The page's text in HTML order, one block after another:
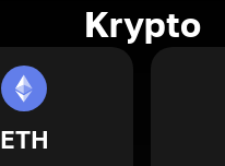
Krypto
ETH